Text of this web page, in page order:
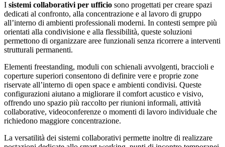
I sistemi collaborativi per ufficio sono progettati per creare spazi
dedicati al confronto, alla concentrazione e al lavoro di gruppo
all’interno di ambienti professionali moderni. In contesti sempre più
orientati alla condivisione e alla flessibilità, queste soluzioni
permettono di organizzare aree funzionali senza ricorrere a interventi
strutturali permanenti.
Elementi freestanding, moduli con schienali avvolgenti, braccioli e
coperture superiori consentono di definire vere e proprie zone
riservate all’interno di open space e ambienti condivisi. Queste
configurazioni aiutano a migliorare il comfort acustico e visivo,
offrendo uno spazio più raccolto per riunioni informali, attività
collaborative, videoconferenze o momenti di lavoro individuale che
richiedono maggiore concentrazione.
La versatilità dei sistemi collaborativi permette inoltre di realizzare